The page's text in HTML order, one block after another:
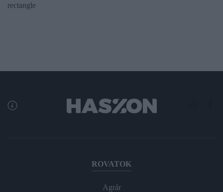
rectangle
ROVATOK
Agrár